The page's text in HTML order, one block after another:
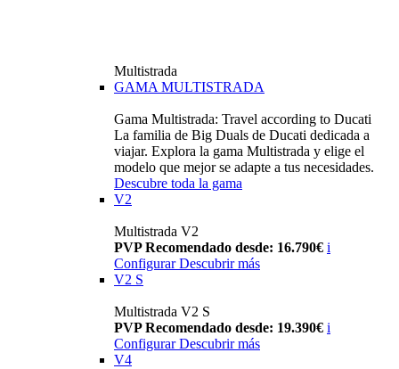
Multistrada
GAMA MULTISTRADA
Gama Multistrada: Travel according to Ducati
La familia de Big Duals de Ducati dedicada a
viajar. Explora la gama Multistrada y elige el
modelo que mejor se adapte a tus necesidades.
Descubre toda la gama
V2
Multistrada V2
PVP Recomendado desde: 16.790€ i
Configurar Descubrir más
V2 S
Multistrada V2 S
PVP Recomendado desde: 19.390€ i
Configurar Descubrir más
V4